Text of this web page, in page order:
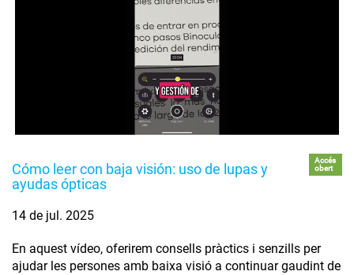
Cómo leer con baja visión: uso de lupas y
ayudas ópticas
Accés
obert
14 de jul. 2025
En aquest vídeo, oferirem consells pràctics i senzills per
ajudar les persones amb baixa visió a continuar gaudint de